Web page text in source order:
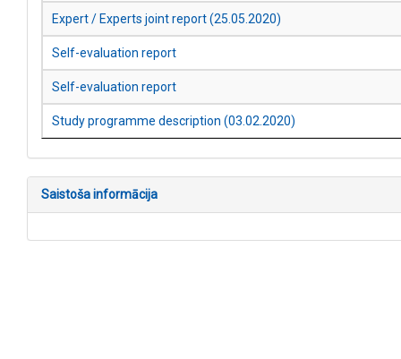
Expert / Experts joint report (25.05.2020)
Self-evaluation report
Self-evaluation report
Study programme description (03.02.2020)
Saistoša informācija